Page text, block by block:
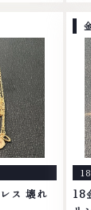
ランド衣
ら、お任
・プラチナ
金属・宝
ュエリーや
特に自信を
現しており
なってし
動かなくな
多くのお品
しており、
なかったお
寧に無料で
衣
任
ナ
石
ブ
持
ま
ま
っ
物
他
品
査
ス 壊れ
18